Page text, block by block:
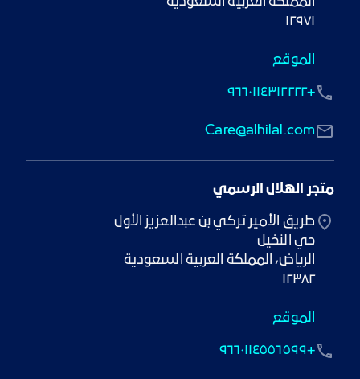
١٢٩٧١
الموقع
Care@alhilal.com
+٩٦٦٠١١٤٣١٢٢٢٢
متجر الهلال الرسمي
حي النخيل
١٢٣٨٢
الموقع
+٩٦٦٠١١٤٥٥٦٥٩٩